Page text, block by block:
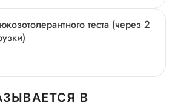
теста (через 2
В